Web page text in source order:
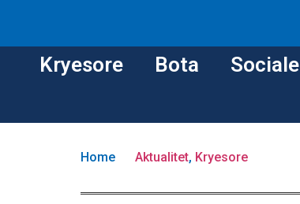
Kryesore Bota Sociale
Home Aktualitet, Kryesore